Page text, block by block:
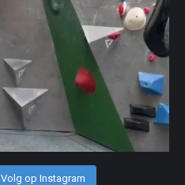
Volg op Instagram